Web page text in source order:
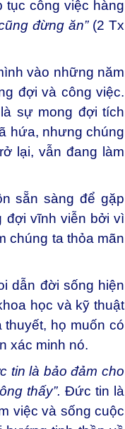
chắn hơn, đến
tục công việc hàng
vào những năm
đợi và công việc.
sự mong đợi tích
hứa, nhưng chúng
lại, vẫn đang làm
sẵn sàng để gặp
đợi vĩnh viễn bởi vì
ta thỏa mãn
dẫn đời sống hiện
học và kỹ thuật
họ muốn có
xác minh nó.
tin là bảo đảm cho
thấy”. Đức tin là